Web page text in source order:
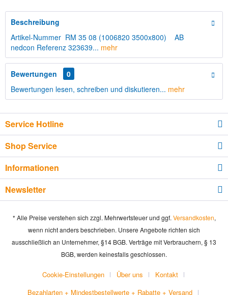
Beschreibung
Artikel-Nummer RM 35 08 (1006820 3500x800) AB
nedcon Referenz 323639... mehr
Bewertungen
0
Bewertungen lesen, schreiben und diskutieren... mehr
Service Hotline
Shop Service
Informationen
Newsletter
* Alle Preise verstehen sich zzgl. Mehrwertsteuer und ggf. Versandkosten,
wenn nicht anders beschrieben. Unsere Angebote richten sich
ausschließlich an Unternehmer, §14 BGB. Verträge mit Verbrauchern, § 13
BGB, werden keinesfalls geschlossen.
Cookie-Einstellungen Über uns
Kontakt
Bezahlarten + Mindestbestellwerte + Rabatte + Versand